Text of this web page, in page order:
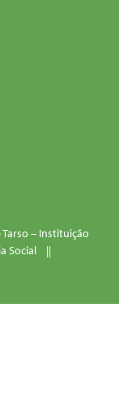
– Instituição
Social ||